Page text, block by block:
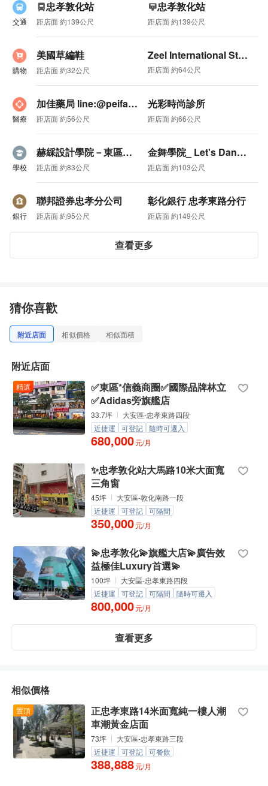
信賴! 專業!
專營不動產租售
空間規劃、全方位服務
Reliable Professional Various options for you.
Professional rental and sales services for business office sho
p studio buildings.
Free layer measuring space planning multi services.
歡迎來電預約看屋
Feel free to call me
兆豐隆股份有限公司
交通
忠孝敦化站
距店面 約139公尺
忠孝敦化站
距店面 約139公尺
購物
美國草編鞋
距店面 約32公尺
Zeel International Store
距店面 約64公尺
醫療
加佳藥局 line:@peifama |專業衛教諮詢
距店面 約56公尺
光彩時尚診所
距店面 約66公尺
學校
赫綵設計學院－東區學院
距店面 約83公尺
金舞學院_ Let's Dance 來跳舞國標舞教室
距店面 約103公尺
銀行
聯邦證券忠孝分公司
距店面 約95公尺
彰化銀行 忠孝東路分行
距店面 約149公尺
查看更多
猜你喜歡
附近店面 相似價格 相似面積
附近店面
精選
✅東區*信義商圈✅國際品牌林立
✅Adidas旁旗艦店
33.7坪
大安區-忠孝東路四段
近捷運
可登記 隨時可遷入
680,000元/月
✨忠孝敦化站大馬路10米大面寬
三角窗
45坪
大安區-敦化南路一段
近捷運
可登記 可隔間
350,000元/月
💫忠孝敦化💫旗艦大店💫廣告效
益極佳Luxury首選💫
100坪
大安區-忠孝東路四段
近捷運
可登記 可隔間 隨時可遷入
800,000元/月
查看更多
相似價格
置頂
正忠孝東路14米面寬純一樓人潮
車潮黃金店面
73坪
大安區-忠孝東路三段
近捷運
可登記 可餐飲
388,888元/月